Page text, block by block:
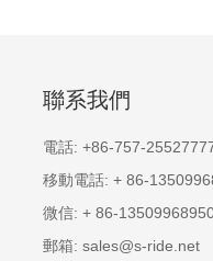
9速 前變
S-Ride M300
鋼推
聯系我們
電話:+86-757-
移動電話:+ 86-
微信:+ 86-
郵箱:sales@s-ride.net